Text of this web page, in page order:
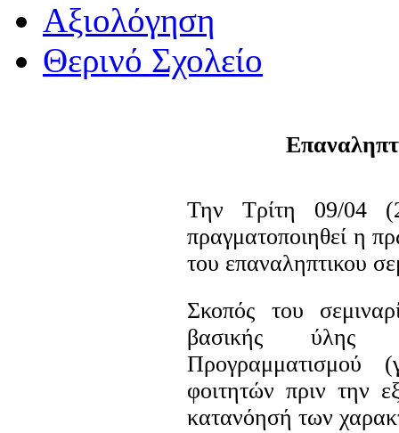
Αξιολόγηση
Θερινό Σχολείο
Την Τρίτη 09/04
πραγματοποιηθεί η
του επαναληπτικου
Σκοπός του
βασικής ύλης
Προγραμματισμού
φοιτητών πριν την
κατανόησή των